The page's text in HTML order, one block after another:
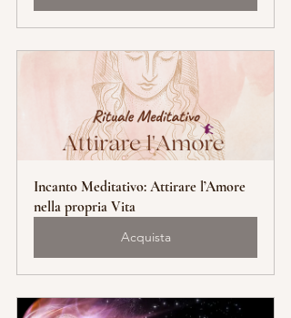
Incanto Meditativo: Attirare l’Amore
nella propria Vita
Acquista